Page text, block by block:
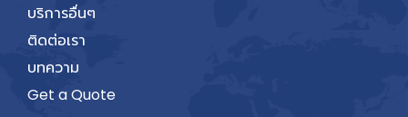
บริการอื่นๆ
ติดต่อเรา
บทความ
Get a Quote